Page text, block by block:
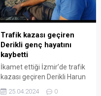
Trafik kazası geçiren
Derikli genç hayatını
kaybetti
İkamet ettiği İzmir’de trafik
kazası geçiren Derikli Harun
Ergin hayatını kaybetti.
25.04.2024 0